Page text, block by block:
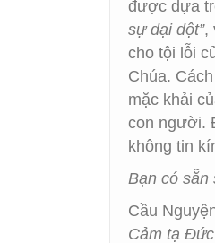
được dựa
sự dại dột”,
cho tội lỗi
Chúa.
mặc khải
con người.
không tin
Bạn có sẵn
Cầu
Cảm tạ